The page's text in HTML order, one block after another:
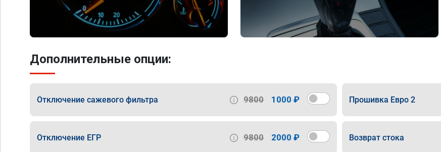
Дополнительные опции:
Отключение сажевого фильтра 9800 1000 ₽ Прошивка Евро 2
Отключение ЕГР 9800 2000 ₽ Возврат стока